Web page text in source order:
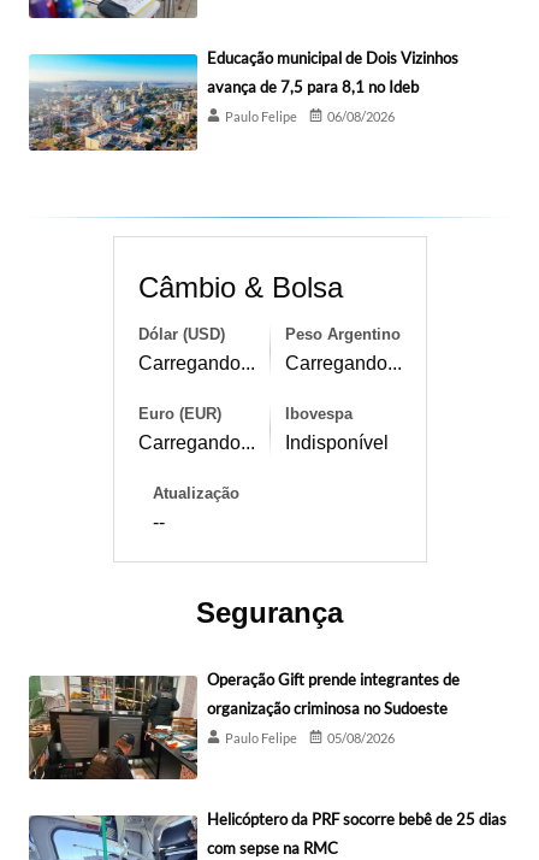
Educação municipal de Dois Vizinhos
avança de 7,5 para 8,1 no Ideb
Paulo Felipe 06/08/2026
Câmbio & Bolsa
Dólar (USD)
Carregando...
Peso Argentino
Carregando...
Euro (EUR)
Carregando...
Ibovespa
Indisponível
Atualização
--
Segurança
Operação Gift prende integrantes de
organização criminosa no Sudoeste
Paulo Felipe 05/08/2026
Helicóptero da PRF socorre bebê de 25 dias
com sepse na RMC